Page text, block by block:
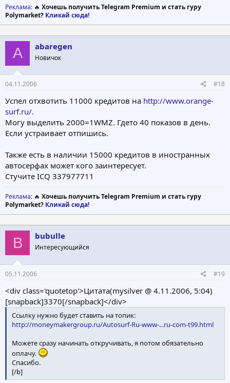
Реклама: 🔥 Хочешь получить Telegram Premium и стать гуру
Polymarket? Кликай сюда!
A abaregen
Новичок
04.11.2006 #18
Успел отхвотить 11000 кредитов на http://www.orange-
surf.ru/.
Могу выделить 2000=1WMZ. Гдето 40 показов в день.
Если устраивает отпишись.
Также есть в наличии 15000 кредитов в иностранных
автосерфах может кого заинтересует.
Стучите ICQ 337977711
Реклама: 🔥 Хочешь получить Telegram Premium и стать гуру
Polymarket? Кликай сюда!
B bubulle
Интересующийся
05.11.2006 #19
<div class='quotetop'>Цитата(mysilver @ 4.11.2006, 5:04)
[snapback]3370[/snapback]</div>
Ссылку нужно будет ставить на топик:
http://moneymakergroup.ru/Autosurf-Ru-www-...ru-com-t99.html
Можете сразу начинать откручивать, я потом обязательно
оплачу.
Спасибо.
[/b]